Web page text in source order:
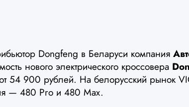
Dongfeng в Беларуси компания
нового электрического кроссовера
54 900 рублей. На белорусский рынок
— 480 Pro и 480 Max.